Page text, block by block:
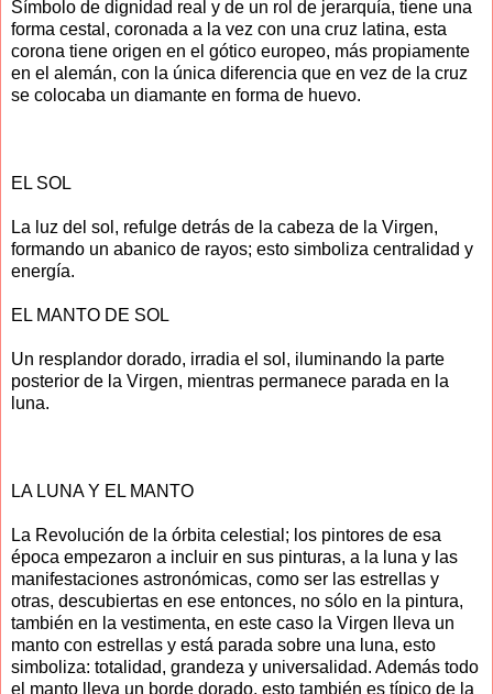
Símbolo de dignidad real y de un rol de jerarquía, tiene una
forma cestal, coronada a la vez con una cruz latina, esta
corona tiene origen en el gótico europeo, más propiamente
en el alemán, con la única diferencia que en vez de la cruz
se colocaba un diamante en forma de huevo.
EL SOL
La luz del sol, refulge detrás de la cabeza de la Virgen,
formando un abanico de rayos; esto simboliza centralidad y
energía.
EL MANTO DE SOL
Un resplandor dorado, irradia el sol, iluminando la parte
posterior de la Virgen, mientras permanece parada en la
luna.
LA LUNA Y EL MANTO
La Revolución de la órbita celestial; los pintores de esa
época empezaron a incluir en sus pinturas, a la luna y las
manifestaciones astronómicas, como ser las estrellas y
otras, descubiertas en ese entonces, no sólo en la pintura,
también en la vestimenta, en este caso la Virgen lleva un
manto con estrellas y está parada sobre una luna, esto
simboliza: totalidad, grandeza y universalidad. Además todo
el manto lleva un borde dorado, esto también es típico de la